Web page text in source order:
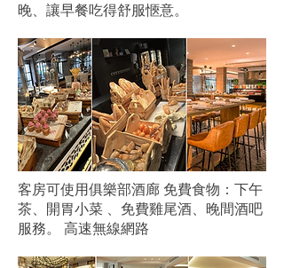
晚、讓早餐吃得舒服愜意。
客房可使用俱樂部酒廊 免費食物：下午
茶、開胃小菜 、免費雞尾酒、晚間酒吧
服務。 高速無線網路